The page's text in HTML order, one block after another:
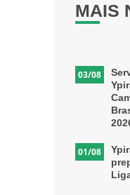
MAIS
03/08
01/08